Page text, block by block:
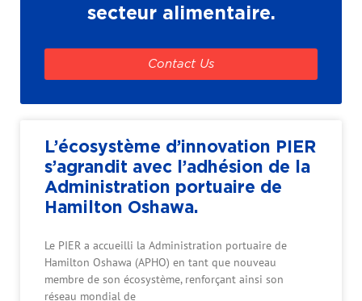
secteur alimentaire.
Contact Us
L’écosystème d’innovation PIER
s’agrandit avec l’adhésion de la
Administration portuaire de
Hamilton Oshawa.
Le PIER a accueilli la Administration portuaire de
Hamilton Oshawa (APHO) en tant que nouveau
membre de son écosystème, renforçant ainsi son
réseau mondial de